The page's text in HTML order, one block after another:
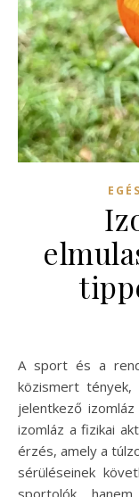
A sport és a rendszeres testmozgás jótékony hatásai
közismert tények,
jelentkező
izomláz a fizikai
érzés, amely a
sérüléseinek
sportolók,